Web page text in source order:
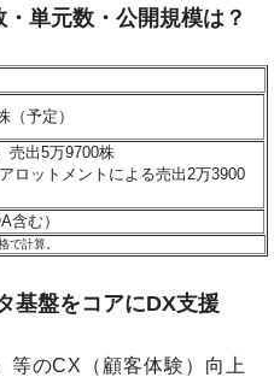
単元数・公開規模は？
（予定）
売出5万9700株
アロットメントによる売出2万3900
含む）
で計算。
基盤をコアにDX支援
のCX（顧客体験）向上